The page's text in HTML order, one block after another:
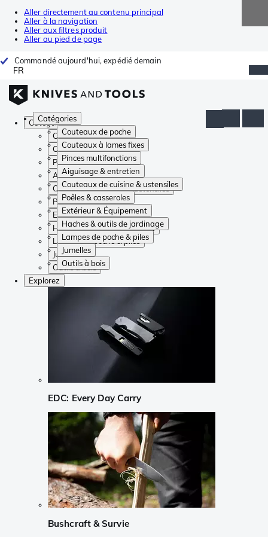
Aller directement au contenu principal
Aller à la navigation
Aller aux filtres produit
Aller au pied de page
Commandé aujourd'hui, expédié demain
FR
Catégories
Couteaux de poche
Couteaux à lames fixes
Pinces multifonctions
Aiguisage & entretien
Couteaux de cuisine & ustensiles
Poêles & casseroles
Extérieur & Équipement
Haches & outils de jardinage
Lampes de poche & piles
Jumelles
Outils à bois
Catégories
Couteaux de poche
Couteaux à lames fixes
Pinces multifonctions
Aiguisage & entretien
Couteaux de cuisine & ustensiles
Poêles & casseroles
Extérieur & Équipement
Haches & outils de jardinage
Lampes de poche & piles
Jumelles
Outils à bois
Explorez
EDC: Every Day Carry
Bushcraft & Survie